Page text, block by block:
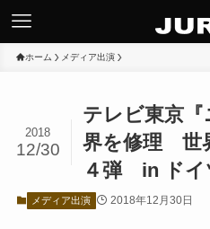
ホーム メディア出演
テレビ東京
界を修理 世
４弾 in ドイ
2018
12/30
メディア出演 2018年12月30日